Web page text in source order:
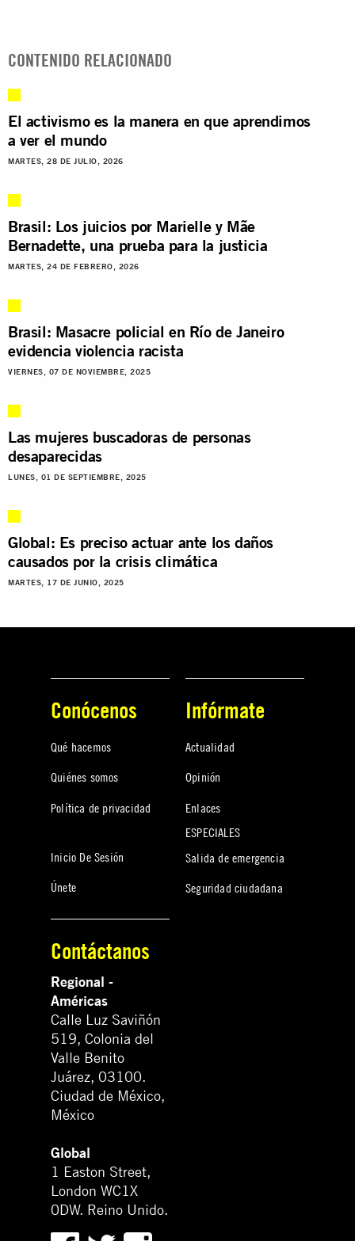
CONTENIDO RELACIONADO
El activismo es la manera en que aprendimos
a ver el mundo
MARTES, 28 DE JULIO, 2026
Brasil: Los juicios por Marielle y Mãe
Bernadette, una prueba para la justicia
MARTES, 24 DE FEBRERO, 2026
Brasil: Masacre policial en Río de Janeiro
evidencia violencia racista
VIERNES, 07 DE NOVIEMBRE, 2025
Las mujeres buscadoras de personas
desaparecidas
LUNES, 01 DE SEPTIEMBRE, 2025
Global: Es preciso actuar ante los daños
causados por la crisis climática
MARTES, 17 DE JUNIO, 2025
Conócenos
Qué hacemos
Quiénes somos
Política de privacidad
Inicio De Sesión
Únete
Infórmate
Actualidad
Opinión
Enlaces
ESPECIALES
Salida de emergencia
Seguridad ciudadana
Contáctanos
Regional -
Américas
Calle Luz Saviñón
519, Colonia del
Valle Benito
Juárez, 03100.
Ciudad de México,
México
Global
1 Easton Street,
London WC1X
0DW. Reino Unido.